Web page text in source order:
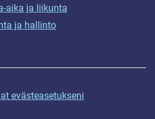
aika ja liikunta
ja hallinto
evästeasetukseni